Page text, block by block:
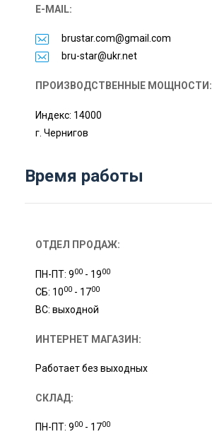
E-MAIL:
brustar.com@gmail.com
bru-star@ukr.net
ПРОИЗВОДСТВЕННЫЕ МОЩНОСТИ:
Индекс: 14000
г. Чернигов
Время работы
ОТДЕЛ ПРОДАЖ:
ПН-ПТ: 900 - 1900
СБ: 1000 - 1700
ВС: выходной
ИНТЕРНЕТ МАГАЗИН:
Работает без выходных
СКЛАД:
ПН-ПТ: 900 - 1700